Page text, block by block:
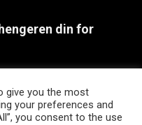
din for
Effektive metoder
give you the most
your preferences and
you consent to the use